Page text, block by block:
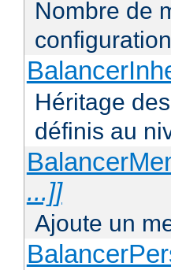
Nombre de
Héritage
définis au
...]]
Ajoute un